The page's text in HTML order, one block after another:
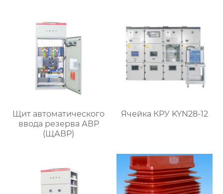
Щит автоматического
ввода резерва АВР
(ЩАВР)
Ячейка КРУ KYN28-12